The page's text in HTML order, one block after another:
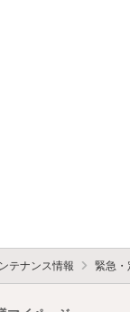
テナンス情報 緊急・